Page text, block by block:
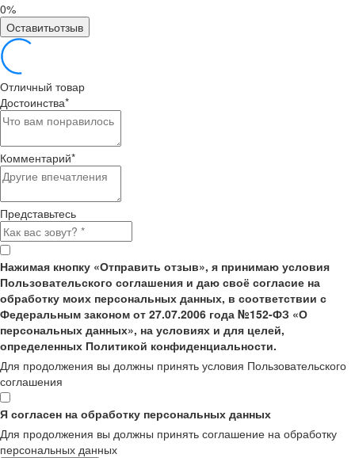
0%
Оставитьотзыв
Отличный товар
Достоинства*
Комментарий*
Представьтесь
Нажимая кнопку «Отправить отзыв», я принимаю условия
Пользовательского соглашения и даю своё согласие на
обработку моих персональных данных, в соответствии с
Федеральным законом от 27.07.2006 года №152-ФЗ «О
персональных данных», на условиях и для целей,
определенных Политикой конфиденциальности.
Для продолжения вы должны принять условия Пользовательского
соглашения
Я согласен на обработку персональных данных
Для продолжения вы должны принять соглашение на обработку
персональных данных